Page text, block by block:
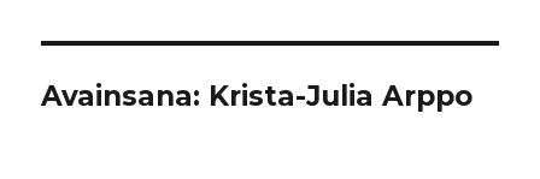
Avainsana: Krista-Julia Arppo